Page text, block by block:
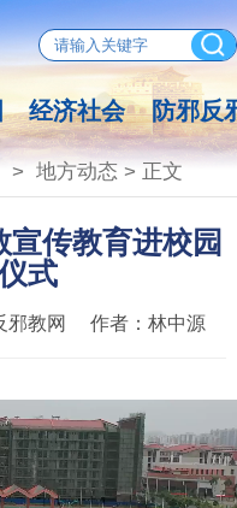
经济社会 防邪反
> 地方动态> 正文
传教育进校园
式
邪教网 作者： 林中源